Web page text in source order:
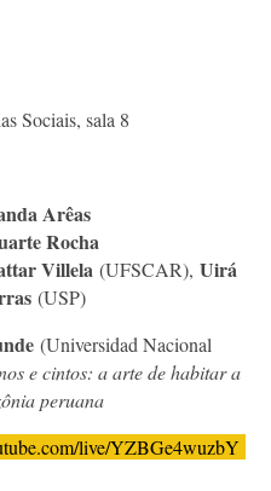
Sociais, sala 8
Arêas
Rocha
Villela (UFSCAR), Uirá
(USP)
(Universidad Nacional
e cintos: a arte de habitar a
peruana
live/YZBGe4wuzbY